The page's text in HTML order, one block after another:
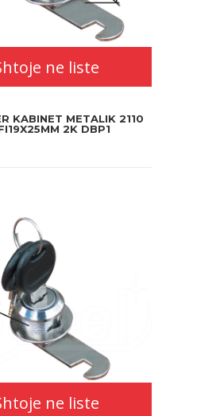
ne liste
KABINET METALIK 2110
2K DBP1
ne liste